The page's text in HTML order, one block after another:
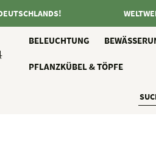
BELEUCHTUNG
PFLANZKÜBEL & TÖPFE